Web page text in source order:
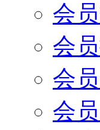
会
会
会
会